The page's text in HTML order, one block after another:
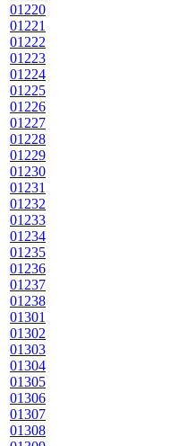
01220
01221
01222
01223
01224
01225
01226
01227
01228
01229
01230
01231
01232
01233
01234
01235
01236
01237
01238
01301
01302
01303
01304
01305
01306
01307
01308